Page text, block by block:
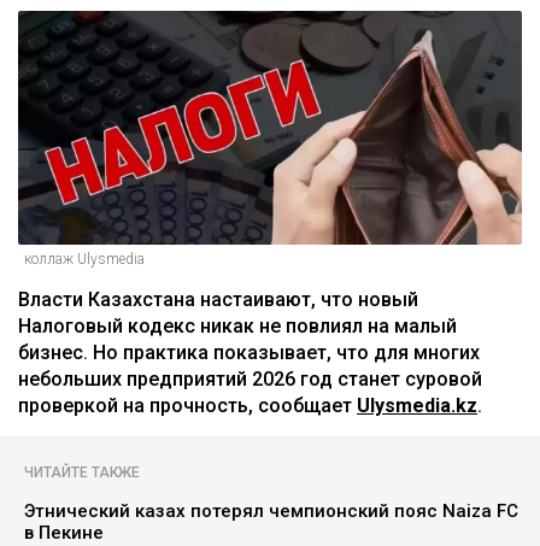
коллаж Ulysmedia
Власти Казахстана настаивают, что новый
Налоговый кодекс никак не повлиял на малый
бизнес. Но практика показывает, что для многих
небольших предприятий 2026 год станет суровой
проверкой на прочность, сообщает Ulysmedia.kz.
ЧИТАЙТЕ ТАКЖЕ
Этнический казах потерял чемпионский пояс Naiza FC
в Пекине